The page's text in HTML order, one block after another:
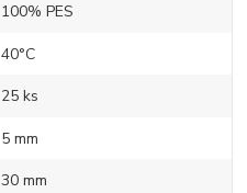
100% PES
40°C
25 ks
5 mm
30 mm